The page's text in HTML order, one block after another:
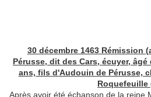
30 décembre 1463 Rémission
Pérusse, dit des Cars, écuyer,
ans, fils d'Audouin de Pérusse,
Roquefeuille
Après avoir été échanson de la reine